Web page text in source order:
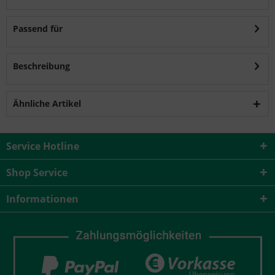
Passend für
Beschreibung
Ähnliche Artikel
Service Hotline
Shop Service
Informationen